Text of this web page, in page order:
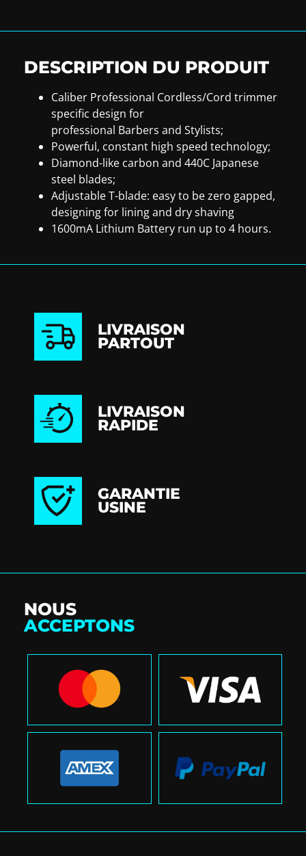
DESCRIPTION DU PRODUIT
Caliber Professional Cordless/Cord trimmer
specific design for
professional Barbers and Stylists;
Powerful, constant high speed technology;
Diamond-like carbon and 440C Japanese
steel blades;
Adjustable T-blade: easy to be zero gapped,
designing for lining and dry shaving
1600mA Lithium Battery run up to 4 hours.
LIVRAISON
PARTOUT
LIVRAISON
RAPIDE
GARANTIE
USINE
NOUS
ACCEPTONS